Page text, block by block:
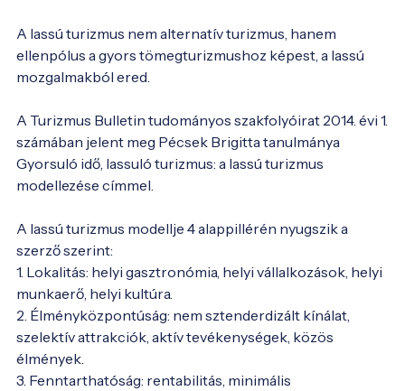
A lassú turizmus nem alternatív turizmus, hanem
ellenpólus a gyors tömegturizmushoz képest, a lassú
mozgalmakból ered.
A Turizmus Bulletin tudományos szakfolyóirat 2014. évi 1.
számában jelent meg Pécsek Brigitta tanulmánya
Gyorsuló idő, lassuló turizmus: a lassú turizmus
modellezése címmel.
A lassú turizmus modellje 4 alappillérén nyugszik a
szerző szerint:
1. Lokalitás: helyi gasztronómia, helyi vállalkozások, helyi
munkaerő, helyi kultúra.
2. Élményközpontúság: nem sztenderdizált kínálat,
szelektív attrakciók, aktív tevékenységek, közös
élmények.
3. Fenntarthatóság: rentabilitás, minimális